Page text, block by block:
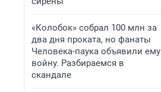
«Колобок» собрал 100 млн за
два дня проката, но фанаты
Человека-паука объявили ему
войну. Разбираемся в
скандале